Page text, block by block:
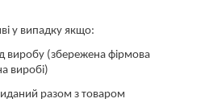
у випадку якщо:
виробу (збережена фірмова
виробі)
разом з товаром